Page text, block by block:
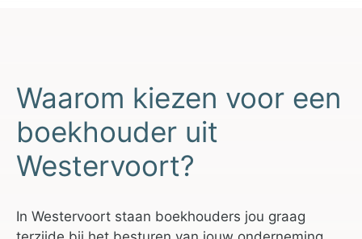
Waarom kiezen voor een
boekhouder uit
Westervoort?
In Westervoort staan boekhouders jou graag